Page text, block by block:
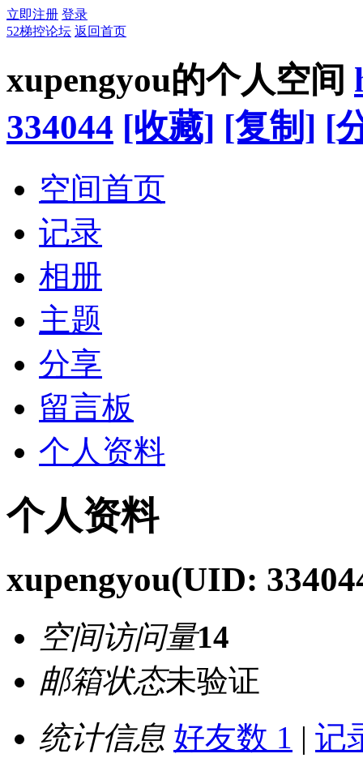
立即注册 登录
52梯控论坛 返回首页
xupengyou的个人空间
334044 [收藏] [复制] [
空间首页
记录
相册
主题
分享
留言板
个人资料
个人资料
xupengyou(UID:
空间访问量14
邮箱状态未验证
统计信息 好友数 1 | 记